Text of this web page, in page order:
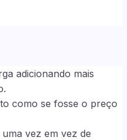
adicionando mais
como se fosse o preço
vez em vez de